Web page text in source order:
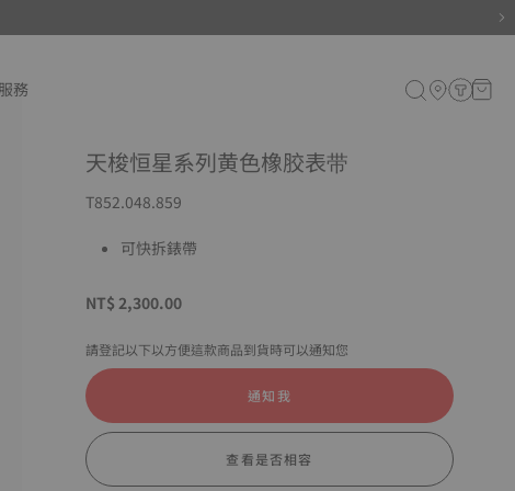
務
天梭恒星系列黄色橡胶表带
T852.048.859
可快拆錶帶
NT$ 2,300.00
請登記以下以方便這款商品到貨時可以通知您
通知我
查看是否相容